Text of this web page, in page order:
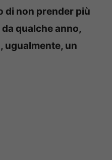
di non prender più
qualche anno,
ugualmente, un